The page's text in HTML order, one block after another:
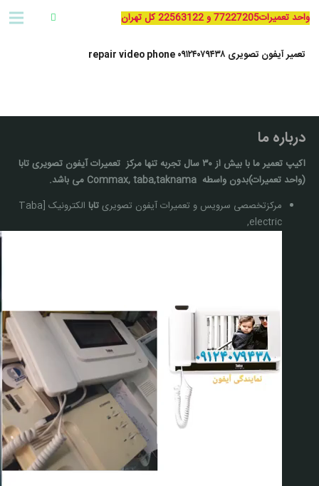
واحد تعمیرات77227205 و 22563122 کل تهران
تعمیر آیفون تصویری ٠٩١٢۴٠٧٩۴٣٨ repair video phone
درباره ما
اکیپ تعمیر ما با بيش از ۳۰ سال تجربه تنها مركز تعمیرات آيفون تصويری تابا
(واحد تعمیرات)بدون واسطه Commax, taba,taknama می باشد.
مرکزتخصصی سرویس و تعمیرات آیفون تصویریتابا
الکترونیک [Taba
electric,